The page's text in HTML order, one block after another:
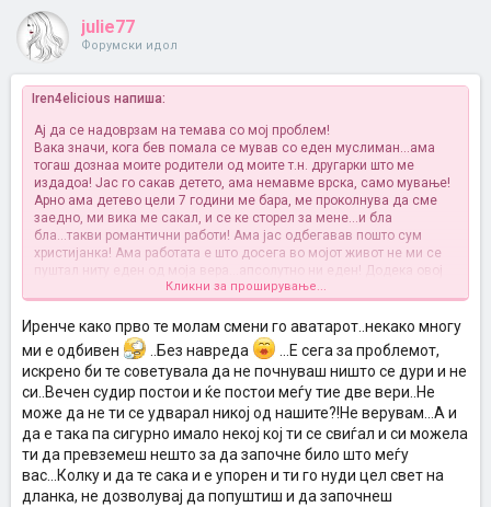
julie77
Форумски идол
Iren4elicious напиша:
Ај да се надоврзам на темава со мој проблем!
Вака значи, кога бев помала се мував со еден муслиман...ама
тогаш дознаа моите родители од моите т.н. другарки што ме
издадоа! Јас го сакав детето, ама немавме врска, само мување!
Арно ама детево цели 7 години ме бара, ме проколнува да сме
заедно, ми вика ме сакал, и се ке сторел за мене...и бла
бла...такви романтични работи! Ама јас одбегавав пошто сум
христијанка! Ама работата е што досега во мојот живот не ми се
пуштал ниту еден од моја вера...апсолутно ни еден! Додека овој
од друга страна мака мачи да ме освои..! Е сега работата е што и
јас сум човек па и јас сакам малце љубов, сакам да сум
сакана...цел живот сум сама...! И стварно ми годи кога тој ми ги
кажува тие работи...знам дека ме сака..затоа што не е будала 7
години те едно та исто да ми пишува! Сакам да сум со
него...мислам дека ке бидам посреќна со него! ми треба љубов и
разбирање...а тој може да ми го пружи тоа!
Ако може девојките со вакво искуство да ме посоветуваат
бескрајно ке им сум благодарна! Позззз
Кликни за проширување...
Иренче како прво те молам смени го аватарот..некако многу
ми е одбивен
..Без навреда
...Е сега за проблемот,
искрено би те советувала да не почнуваш ништо се дури и не
си..Вечен судир постои и ќе постои меѓу тие две вери..Не
може да не ти се удварал никој од нашите?!Не верувам...А и
да е така па сигурно имало некој кој ти се свиѓал и си можела
ти да превземеш нешто за да започне било што меѓу
вас...Колку и да те сака и е упорен и ти го нуди цел свет на
дланка, не дозволувај да попуштиш и да започнеш